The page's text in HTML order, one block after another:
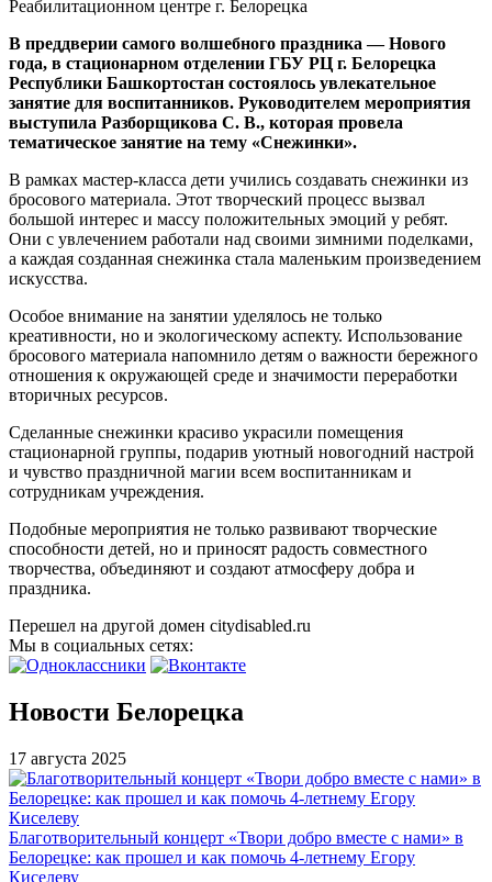
В преддверии самого волшебного праздника — Нового
года, в стационарном отделении ГБУ РЦ г. Белорецка
Республики Башкортостан состоялось увлекательное
занятие для воспитанников. Руководителем мероприятия
выступила Разборщикова С. В., которая провела
тематическое занятие на тему «Снежинки».
В рамках мастер-класса дети учились создавать снежинки из
бросового материала. Этот творческий процесс вызвал
большой интерес и массу положительных эмоций у ребят.
Они с увлечением работали над своими зимними поделками,
а каждая созданная снежинка стала маленьким произведением
искусства.
Особое внимание на занятии уделялось не только
креативности, но и экологическому аспекту. Использование
бросового материала напомнило детям о важности бережного
отношения к окружающей среде и значимости переработки
вторичных ресурсов.
Сделанные снежинки красиво украсили помещения
стационарной группы, подарив уютный новогодний настрой
и чувство праздничной магии всем воспитанникам и
сотрудникам учреждения.
Подобные мероприятия не только развивают творческие
способности детей, но и приносят радость совместного
творчества, объединяют и создают атмосферу добра и
праздника.
Перешел на другой домен citydisabled.ru
Мы в социальных сетях:
Новости Белорецка
17 августа 2025
Благотворительный концерт «Твори добро вместе с нами» в
Белорецке: как прошел и как помочь 4-летнему Егору
Киселеву